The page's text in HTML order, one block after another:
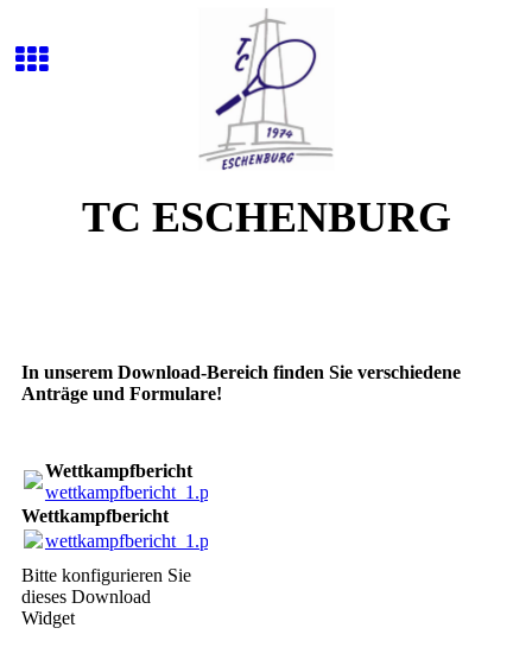
TC ESCHENBURG
In unserem Download-Bereich finden Sie verschiedene
Anträge und Formulare!
Wettkampfbericht
wettkampfbericht_1.pdf
Wettkampfbericht
wettkampfbericht_1.pdf
Bitte konfigurieren Sie
dieses Download
Widget